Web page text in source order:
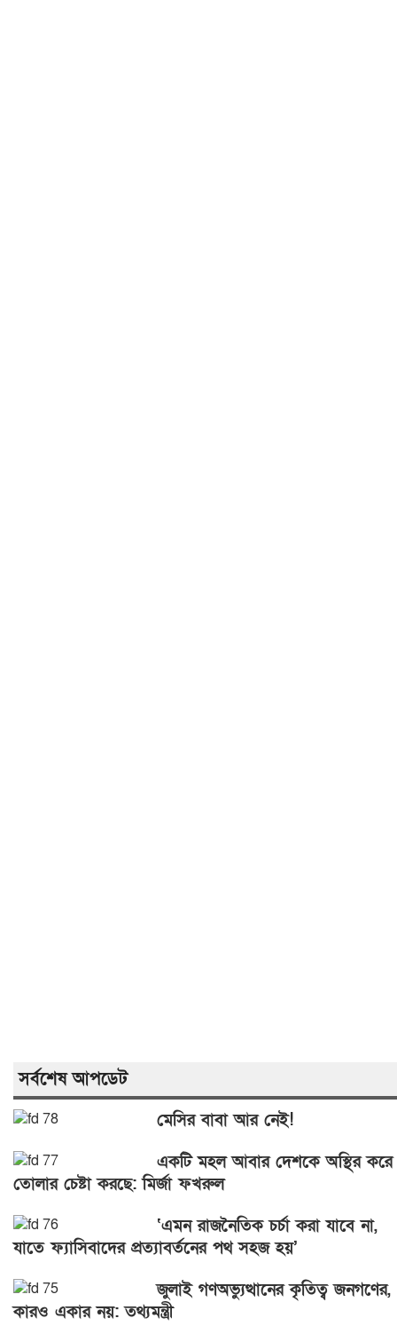
সর্বশেষ আপডেট
মেসির বাবা আর নেই!
একটি মহল আবার দেশকে অস্থির করে
তোলার চেষ্টা করছে: মির্জা ফখরুল
‘এমন রাজনৈতিক চর্চা করা যাবে না,
যাতে ফ্যাসিবাদের প্রত্যাবর্তনের পথ সহজ হয়’
জুলাই গণঅভ্যুত্থানের কৃতিত্ব জনগণের,
কারও একার নয়: তথ্যমন্ত্রী